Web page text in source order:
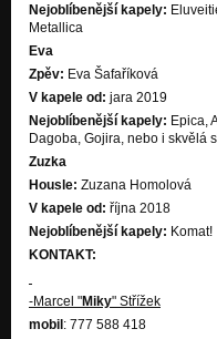
Nejoblíbenější kapely:
Metallica
Eva
Zpěv: Eva Šafaříková
V kapele od: jara 2019
Nejoblíbenější kapely: Epica,
Dagoba, Gojira, nebo i skvělá
Zuzka
Housle: Zuzana Homolová
V kapele od: října 2018
Nejoblíbenější kapely: Komat!
KONTAKT:
-Marcel "Miky" Střížek
mobil : 777 588 418